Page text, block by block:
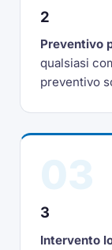
2
Preventivo
qualsiasi
preventivo
3
Intervento